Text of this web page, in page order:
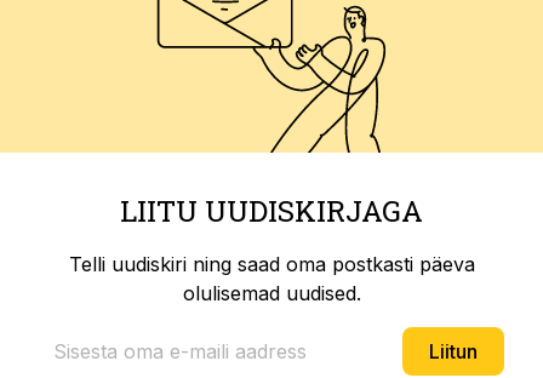
LIITU UUDISKIRJAGA
Telli uudiskiri ning saad oma postkasti päeva
olulisemad uudised.
Liitun